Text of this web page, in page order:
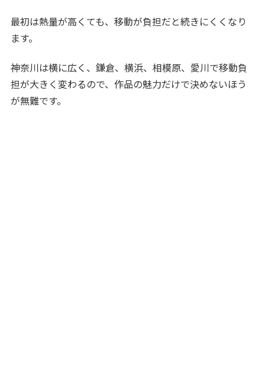
最初は熱量が高くても、移動が負担だと続きにくくなり
ます。
神奈川は横に広く、鎌倉、横浜、相模原、愛川で移動負
担が大きく変わるので、作品の魅力だけで決めないほう
が無難です。